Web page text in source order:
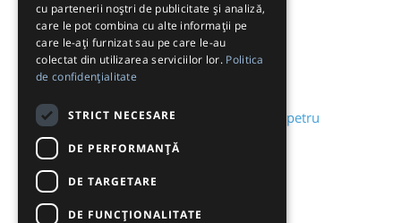
Sibiu Aeroport Șibot
Sighișoara Siliștea
Simeria Sinaia Sînpetru
Șipotele Siracusa
Skála Foúrkas
cu partenerii noștri de publicitate și analiză,
care le pot combina cu alte informații pe
care le-ați furnizat sau pe care le-au
colectat din utilizarea serviciilor lor. Politica
de confidențialitate
STRICT NECESARE
DE PERFORMANȚĂ
DE TARGETARE
DE FUNCŢIONALITATE